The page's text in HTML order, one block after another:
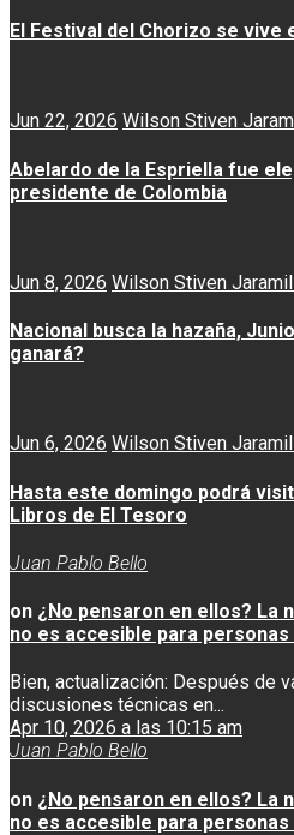
El Festival del Chorizo se vive
Jun 22, 2026 Wilson Stiven
Abelardo de la Espriella fue
presidente de Colombia
Jun 8, 2026 Wilson Stiven
Nacional busca la hazaña,
ganará?
Jun 6, 2026 Wilson Stiven
Hasta este domingo podrá
Libros de El Tesoro
Juan Pablo Bello
on ¿No pensaron en ellos? La
no es accesible para personas
Bien, actualización: Después de
discusiones técnicas en...
Apr 10, 2026 a las 10:15 am
Juan Pablo Bello
on ¿No pensaron en ellos? La
no es accesible para